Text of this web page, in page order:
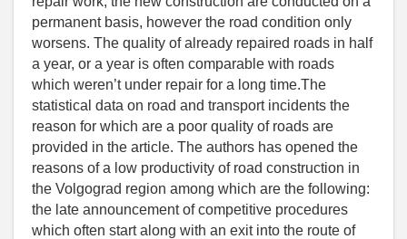
permanent basis, however the road condition only
worsens. The quality of already repaired roads in half
a year, or a year is often comparable with roads
which weren’t under repair for a long time.The
statistical data on road and transport incidents the
reason for which are a poor quality of roads are
provided in the article. The authors has opened the
reasons of a low productivity of road construction in
the Volgograd region among which are the following:
the late announcement of competitive procedures
which often start along with an exit into the route of